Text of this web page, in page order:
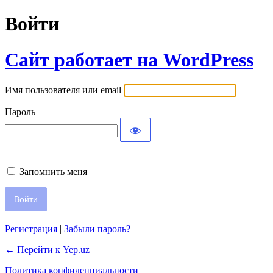
Войти
Сайт работает на WordPress
Имя пользователя или email
Пароль
Запомнить меня
Регистрация | Забыли пароль?
← Перейти к Yep.uz
Политика конфиденциальности